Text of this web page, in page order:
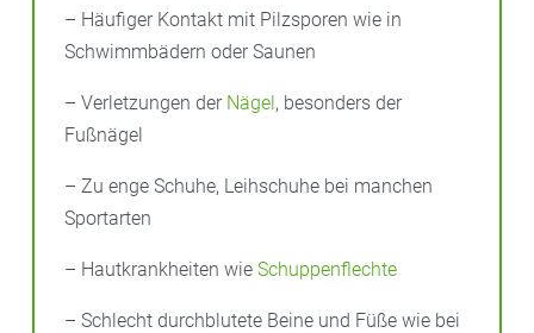
– Häufiger Kontakt mit Pilzsporen wie in
Schwimmbädern oder Saunen
– Verletzungen der Nägel, besonders der
Fußnägel
– Zu enge Schuhe, Leihschuhe bei manchen
Sportarten
– Hautkrankheiten wie Schuppenflechte
– Schlecht durchblutete Beine und Füße wie bei